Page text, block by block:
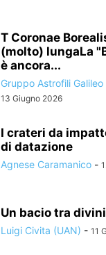
T Coronae
(molto) lungaLa
è ancora...
Gruppo Astrofili Galileo
13 Giugno 2026
I crateri da
di datazione
Agnese Caramanico -
Un bacio tra
Luigi Civita (UAN) - 11